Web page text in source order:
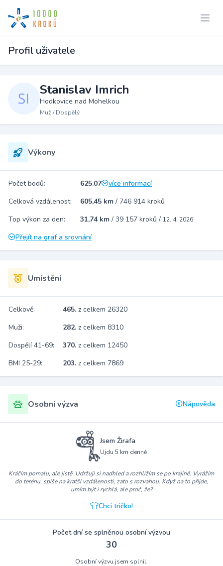
Profil uživatele
Stanislav Imrich
Hodkovice nad Mohelkou
Muž / Dospělý
Výkony
Počet bodů: 625.07
více informací
Celková vzdálenost:
605,45 km / 746 914 kroků
Top výkon za den:
31,74 km / 39 157 kroků / 12. 4. 2026
Přejít na graf a srovnání
Umístění
Celkově: 465. z celkem 26320
Muži:
282. z celkem 8310
Dospělí 41-69:
370. z celkem 12450
BMI 25-29:
203. z celkem 7869
Osobní výzva Nápověda
Jsem Žirafa
Ujdu 5 km denně
Kráčím pomalu, ale jistě. Udržuji si nadhled a rozhlížím se po krajině. Vyrážím
do terénu, spíše na kratší vzdálenosti, zato s rozvahou. Když na to přijde,
umím být i rychlá, ale proč, že?
Chci tričko!
Počet dní se splněnou osobní výzvou
30
Osobní výzvu jsem splnil.